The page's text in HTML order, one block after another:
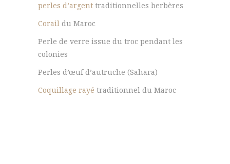
perles d’argent traditionnelles berbères
Corail du Maroc
Perle de verre issue du troc pendant les
colonies
Perles d’œuf d’autruche (Sahara)
Coquillage rayé traditionnel du Maroc